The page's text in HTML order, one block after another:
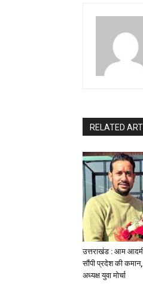
RELATED
उत्तराखंड : आम आदमी
सौंपी प्रदेश की
अध्यक्ष युवा मोर्चा